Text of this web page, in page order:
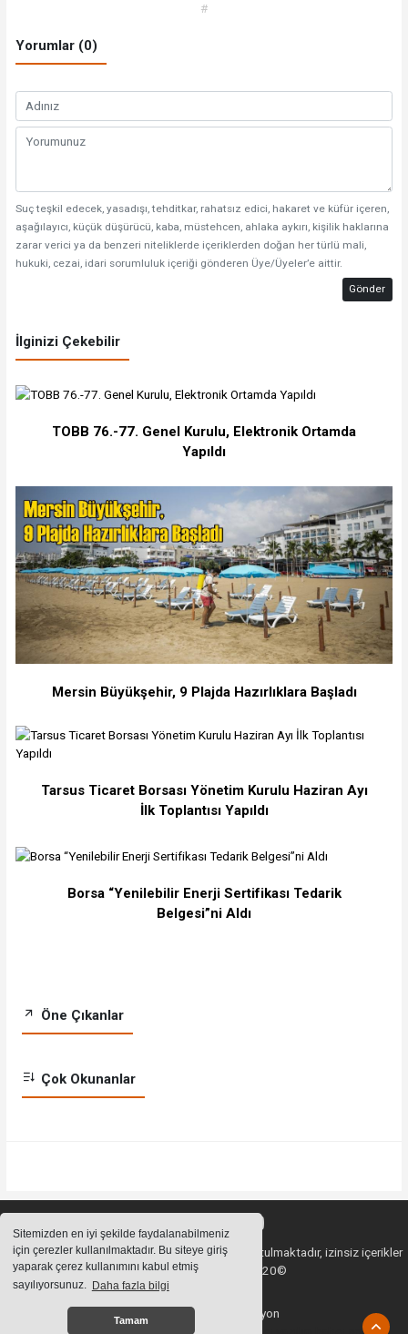
Sitemizden en iyi şekilde faydalanabilmeniz
için çerezler kullanılmaktadır. Bu siteye giriş
yaparak çerez kullanımını kabul etmiş
sayılıyorsunuz. Daha fazla bilgi
Tamam
#
Yorumlar (0)
Suç teşkil edecek, yasadışı, tehditkar, rahatsız edici, hakaret ve küfür içeren,
aşağılayıcı, küçük düşürücü, kaba, müstehcen, ahlaka aykırı, kişilik haklarına
zarar verici ya da benzeri niteliklerde içeriklerden doğan her türlü mali,
hukuki, cezai, idari sorumluluk içeriği gönderen Üye/Üyeler’e aittir.
Gönder
İlginizi Çekebilir
TOBB 76.-77. Genel Kurulu, Elektronik Ortamda
Yapıldı
Mersin Büyükşehir, 9 Plajda Hazırlıklara Başladı
Tarsus Ticaret Borsası Yönetim Kurulu Haziran Ayı
İlk Toplantısı Yapıldı
Borsa “Yenilebilir Enerji Sertifikası Tedarik
Belgesi”ni Aldı
Öne Çıkanlar
Çok Okunanlar
Sitemizde bulunan içeriklerin tüm hakları saklı tutulmaktadır, izinsiz içerikler
kullanılamaz. Copyright 2020©
Haber Yazılımı:
Web Aksiyon
haber yazılımı
haber scripti haber script